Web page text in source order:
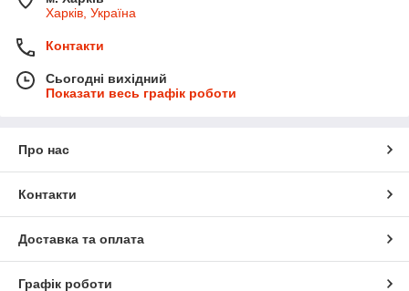
Харків, Україна
Контакти
Сьогодні вихідний
Показати весь графік роботи
Про нас
Контакти
Доставка та оплата
Графік роботи